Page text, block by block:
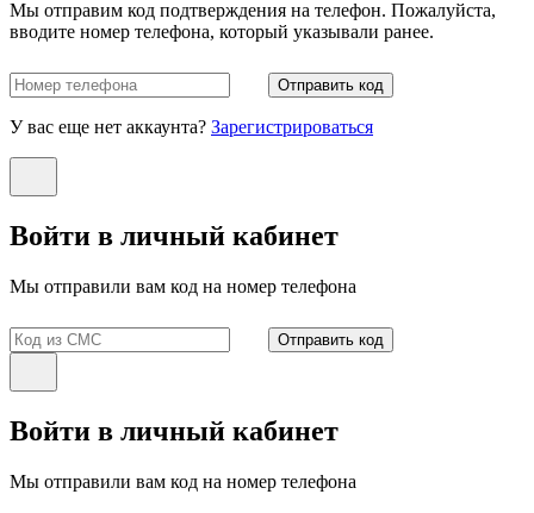
Мы отправим код подтверждения на телефон. Пожалуйста,
вводите номер телефона, который указывали ранее.
Отправить код
У вас еще нет аккаунта? Зарегистрироваться
Войти в личный кабинет
Мы отправили вам код на номер телефона
Отправить код
Войти в личный кабинет
Мы отправили вам код на номер телефона